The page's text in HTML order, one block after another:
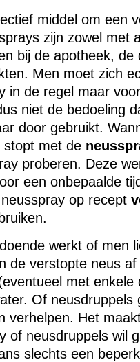
middel om een
zijn zowel met
bij de apotheek, de
Men moet zich
in de regel maar
niet de bedoeling
door gebruikt.
stopt met de
proberen. Deze
een onbepaalde
op recept
werkt of men
de verstopte neus
met enkele
Of neusdruppels
verhelpen. Het
of neusdruppels wil
slechts een